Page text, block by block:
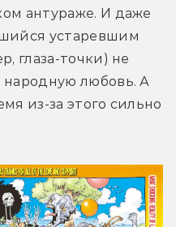
антураже. И даже
устаревшим
глаза-точки) не
любовь. А
из-за этого сильно